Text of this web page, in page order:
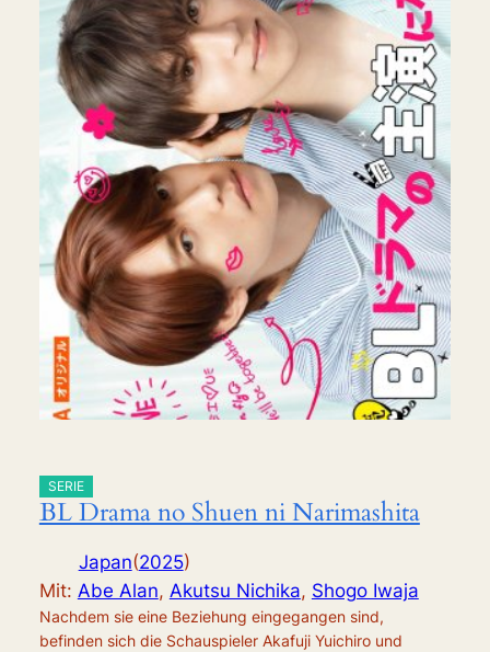
SERIE
BL Drama no Shuen ni Narimashita
Japan(2025)
Mit: Abe Alan, Akutsu Nichika, Shogo Iwaja
Nachdem sie eine Beziehung eingegangen sind,
befinden sich die Schauspieler Akafuji Yuichiro und